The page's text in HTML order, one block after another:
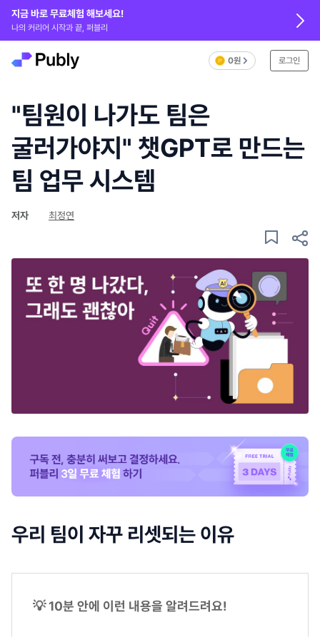
지금 바로 무료체험 해보세요!
나의 커리어 시작과 끝, 퍼블리
0원 로그인
"팀원이 나가도 팀은
굴러가야지" 챗GPT로 만드는
팀 업무 시스템
저자 최정연
우리 팀이 자꾸 리셋되는 이유
💡 10분 안에 이런 내용을 알려드려요!